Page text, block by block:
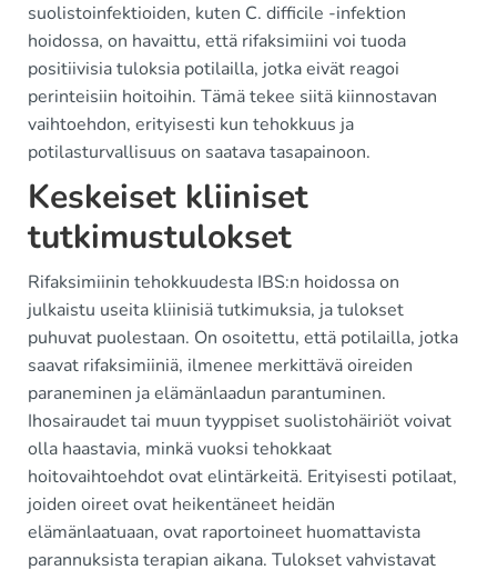
suolistoinfektioiden, kuten C. difficile -infektion
hoidossa, on havaittu, että rifaksimiini voi tuoda
positiivisia tuloksia potilailla, jotka eivät reagoi
perinteisiin hoitoihin. Tämä tekee siitä kiinnostavan
vaihtoehdon, erityisesti kun tehokkuus ja
potilasturvallisuus on saatava tasapainoon.
Keskeiset kliiniset
tutkimustulokset
Rifaksimiinin tehokkuudesta IBS:n hoidossa on
julkaistu useita kliinisiä tutkimuksia, ja tulokset
puhuvat puolestaan. On osoitettu, että potilailla, jotka
saavat rifaksimiiniä, ilmenee merkittävä oireiden
paraneminen ja elämänlaadun parantuminen.
Ihosairaudet tai muun tyyppiset suolistohäiriöt voivat
olla haastavia, minkä vuoksi tehokkaat
hoitovaihtoehdot ovat elintärkeitä. Erityisesti potilaat,
joiden oireet ovat heikentäneet heidän
elämänlaatuaan, ovat raportoineet huomattavista
parannuksista terapian aikana. Tulokset vahvistavat